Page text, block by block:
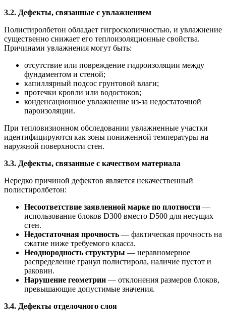
3.2. Дефекты, связанные с увлажнением
Полистиролбетон обладает гигроскопичностью, и увлажнение
существенно снижает его теплоизоляционные свойства.
Причинами увлажнения могут быть:
отсутствие или повреждение гидроизоляции между
фундаментом и стеной;
капиллярный подсос грунтовой влаги;
протечки кровли или водостоков;
конденсационное увлажнение из-за недостаточной
пароизоляции.
При тепловизионном обследовании увлажненные участки
идентифицируются как зоны пониженной температуры на
наружной поверхности стен.
3.3. Дефекты, связанные с качеством материала
Нередко причиной дефектов является некачественный
полистиролбетон:
Несоответствие заявленной марке по плотности —
использование блоков D300 вместо D500 для несущих
стен.
Недостаточная прочность — фактическая прочность на
сжатие ниже требуемого класса.
Неоднородность структуры — неравномерное
распределение гранул полистирола, наличие пустот и
раковин.
Нарушение геометрии — отклонения размеров блоков,
превышающие допустимые значения.
3.4. Дефекты отделочного слоя